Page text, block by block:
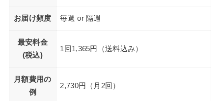
お届け頻度 毎週 or 隔週
最安料金
(税込)
1回1,365円（送料込み）
月額費用の
例
2,730円（月2回）